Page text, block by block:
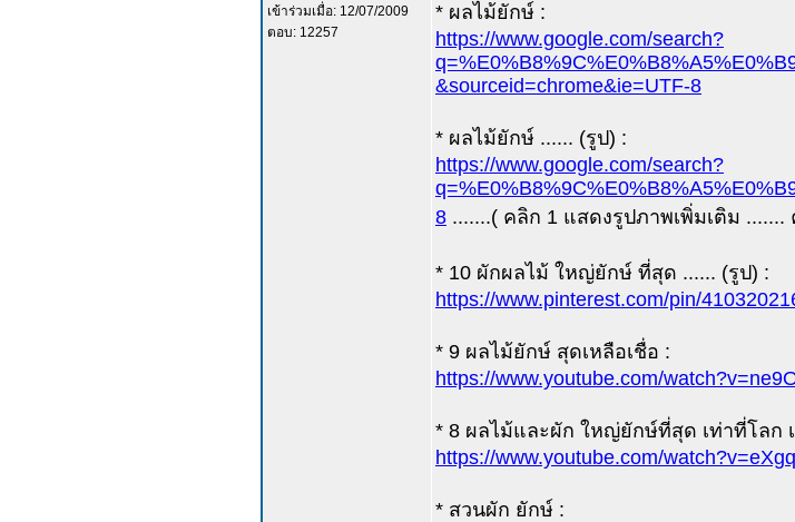
เข้าร่วมเมื่อ: 12/07/2009
ตอบ: 12257
* ผลไม้ยักษ์ :
https://www.google.com/search?
&sourceid=chrome&ie=UTF-8
* ผลไม้ยักษ์ ...... (รูป) :
https://www.google.com/search?
8 .......( คลิก 1 แสดงรูปภาพเพิ่มเติม
* 10 ผักผลไม้ ใหญ่ยักษ์ ที่สุด ...... (รูป) :
https://www.pinterest.com/pin/
* 9 ผลไม้ยักษ์ สุดเหลือเชื่อ :
https://www.youtube.com/
* 8 ผลไม้และผัก ใหญ่ยักษ์ที่สุด เท่าที่โลก
https://www.youtube.com/
* สวนผัก ยักษ์ :